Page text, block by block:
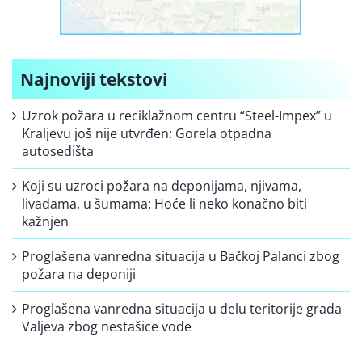
Najnoviji tekstovi
Uzrok požara u reciklažnom centru “Steel-Impex” u
Kraljevu još nije utvrđen: Gorela otpadna
autosedišta
Koji su uzroci požara na deponijama, njivama,
livadama, u šumama: Hoće li neko konačno biti
kažnjen
Proglašena vanredna situacija u Bačkoj Palanci zbog
požara na deponiji
Proglašena vanredna situacija u delu teritorije grada
Valjeva zbog nestašice vode